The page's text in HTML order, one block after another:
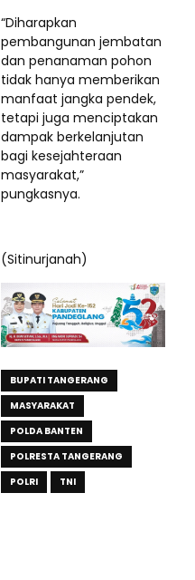
“Diharapkan
pembangunan jembatan
dan penanaman pohon
tidak hanya memberikan
manfaat jangka pendek,
tetapi juga menciptakan
dampak berkelanjutan
bagi kesejahteraan
masyarakat,”
pungkasnya.
(Sitinurjanah)
BUPATI TANGERANG
MASYARAKAT
POLDA BANTEN
POLRESTA TANGERANG
POLRI
TNI